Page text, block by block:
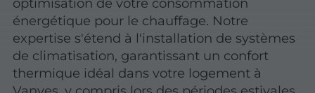
optimisation de votre consommation
énergétique pour le chauffage. Notre
expertise s'étend à l'installation de systèmes
de climatisation, garantissant un confort
thermique idéal dans votre logement à